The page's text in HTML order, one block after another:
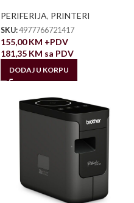
PERIFERIJA, PRINTERI
SKU:4977766721417
155,00KM +PDV
181,35 KM sa PDV
DODAJ U KORPU